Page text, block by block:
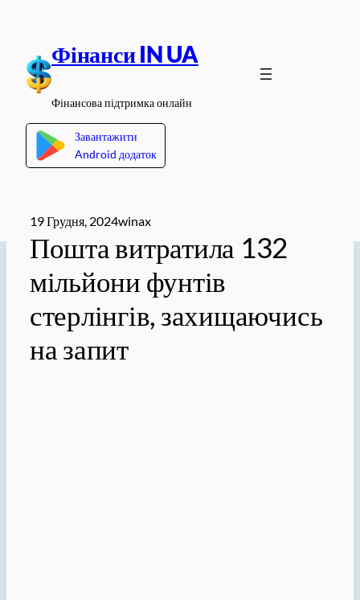
вмісту
Фінанси IN UA
Фінансова підтримка онлайн
Завантажити
Android додаток
19 Грудня, 2024winax
Пошта витратила 132
мільйони фунтів
стерлінгів, захищаючись
на запит